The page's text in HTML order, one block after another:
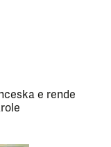
e rende